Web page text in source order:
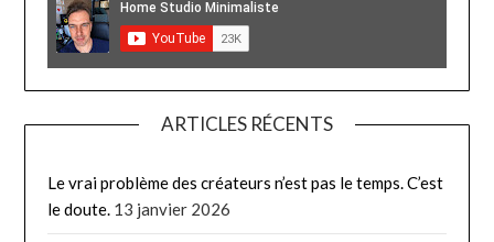
ARTICLES RÉCENTS
Le vrai problème des créateurs n’est pas le temps. C’est
le doute. 13 janvier 2026